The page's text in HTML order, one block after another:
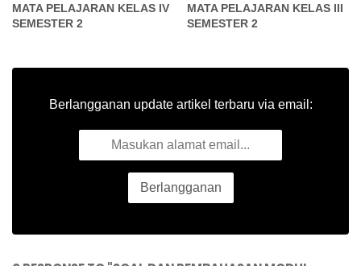
MATA PELAJARAN KELAS IV
SEMESTER 2
MATA PELAJARAN KELAS III
SEMESTER 2
Berlangganan update artikel terbaru via email: